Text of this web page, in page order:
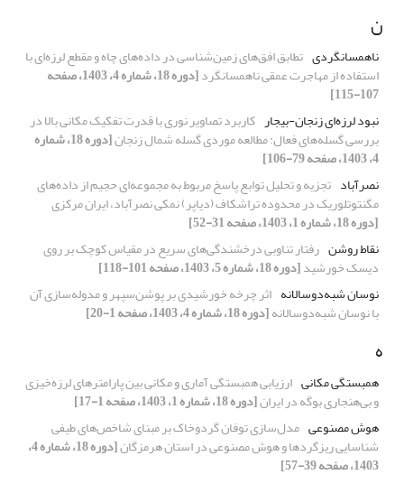
ن
ناهمسانگردی تطابق افق‌های زمین‌شناسی در داده‌های چاه و مقطع لرزه‌ای با
استفاده از مهاجرت عمقی ناهمسانگرد [دوره 18، شماره 4، 1403، صفحه
107-115]
نبود لرزه‌‌ای زنجان-بیجار کاربرد تصاویر نوری با قدرت تفکیک مکانی بالا در
بررسی گسله‌های فعال: مطالعه موردی گسله شمال زنجان [دوره 18، شماره
4، 1403، صفحه 79-106]
نصرآباد تجزیه و تحلیل توابع پاسخ مربوط به مجموعه‌ای حجیم از داده‌های
مگنتوتلوریک در محدوده تراشکاف (دیاپر) نمکی نصرآباد، ایران مرکزی
[دوره 18، شماره 1، 1403، صفحه 31-52]
نقاط روشن رفتار تناوبی درخشندگی‌های سریع در مقیاس کوچک بر روی
دیسک خورشید[دوره 18، شماره 5، 1403، صفحه 101-118]
نوسان شبه‌دوسالانه اثر چرخه خورشیدی بر پوشن‌سپهر و مدوله‌سازی آن
با نوسان شبه‌دوسالانه[دوره 18، شماره 4، 1403، صفحه 1-20]
ه
همبستگی مکانی ارزیابی همبستگی آماری و مکانی بین پارامترهای لرزه‌خیزی
و بی‌هنجاری بوگه در ایران[دوره 18، شماره 1، 1403، صفحه 1-17]
هوش مصنوعی مدل‌سازی توفان گردوخاک بر مبنای شاخص‌های طیفی
شناسایی ریزگردها و هوش مصنوعی در استان هرمزگان [دوره 18، شماره 4،
1403، صفحه 39-57]